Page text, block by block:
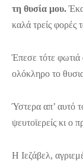
τη θυσία μου.
καλά τρείς φορές
Έπεσε τότε φωτιά
ολόκληρο το
Ύστερα απ’ αυτό
ψευτοϊερείς κι ο
Η Ιεζάβελ,